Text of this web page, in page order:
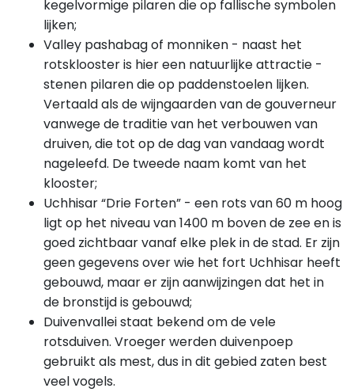
kegelvormige pilaren die op fallische symbolen
lijken;
Valley pashabag of monniken - naast het
rotsklooster is hier een natuurlijke attractie -
stenen pilaren die op paddenstoelen lijken.
Vertaald als de wijngaarden van de gouverneur
vanwege de traditie van het verbouwen van
druiven, die tot op de dag van vandaag wordt
nageleefd. De tweede naam komt van het
klooster;
Uchhisar “Drie Forten” - een rots van 60 m hoog
ligt op het niveau van 1400 m boven de zee en is
goed zichtbaar vanaf elke plek in de stad. Er zijn
geen gegevens over wie het fort Uchhisar heeft
gebouwd, maar er zijn aanwijzingen dat het in
de bronstijd is gebouwd;
Duivenvallei staat bekend om de vele
rotsduiven. Vroeger werden duivenpoep
gebruikt als mest, dus in dit gebied zaten best
veel vogels.